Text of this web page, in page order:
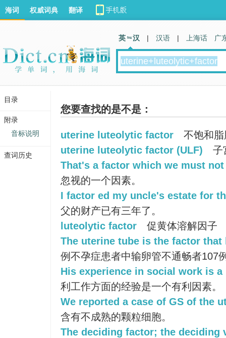
您要查找的是不是：
uterine luteolytic factor
不饱和
uterine luteolytic factor (ULF)
子
That's a factor which we must
忽视的一个因素。
I factor ed my uncle's estate for
父的财产已有三年了。
luteolytic factor
促黄体溶解因子
The uterine tube is the factor
例不孕症患者中输卵管不通畅者107
His experience in social work is
利工作方面的经验是一个有利因素。
We reported a case of GS of the
含有不成熟的颗粒细胞。
The deciding factor; the deciding
海词 权威词典 翻译
英 汉 | 汉语 | 上海话 广
目录
附录
音标说明
查词历史